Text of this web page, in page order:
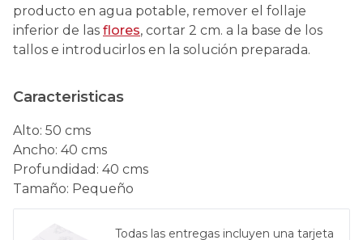
producto en agua potable, remover el follaje
inferior de las flores, cortar 2 cm. a la base de los
tallos e introducirlos en la solución preparada.
Caracteristicas
Alto: 50 cms
Ancho: 40 cms
Profundidad : 40 cms
Tamaño: Pequeño
Todas las entregas incluyen una tarjeta